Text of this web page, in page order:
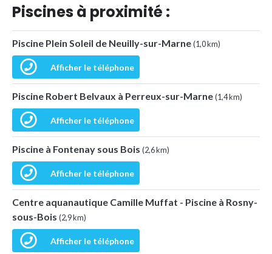
Piscines à proximité :
Piscine Plein Soleil de Neuilly-sur-Marne(1,0 km)
Afficher le téléphone
Piscine Robert Belvaux à Perreux-sur-Marne(1,4 km)
Afficher le téléphone
Piscine à Fontenay sous Bois (2,6 km)
Afficher le téléphone
Centre aquanautique Camille Muffat - Piscine à Rosny-
sous-Bois (2,9 km)
Afficher le téléphone